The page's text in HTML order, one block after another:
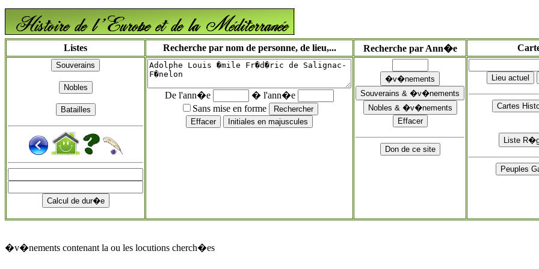
Listes Recherche par nom de personne, de lieu,... Recherche par Ann�e
De l'ann�e
� l'ann�e
Sans mise en forme
�v�nements contenant la ou les locutions cherch�es